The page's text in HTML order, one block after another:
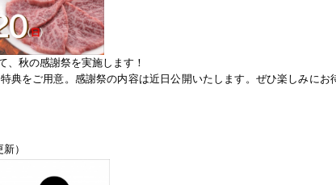
、秋の感謝祭を実施します！
典をご用意。感謝祭の内容は近日公開いたします。ぜひ楽しみにお
）